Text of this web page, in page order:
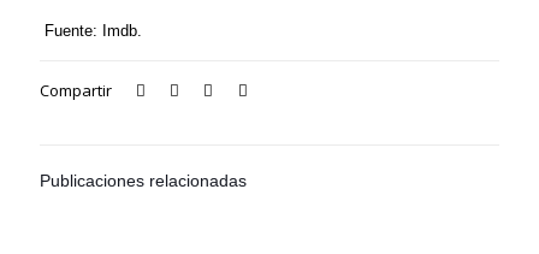
Fuente: Imdb.
Compartir
Publicaciones relacionadas